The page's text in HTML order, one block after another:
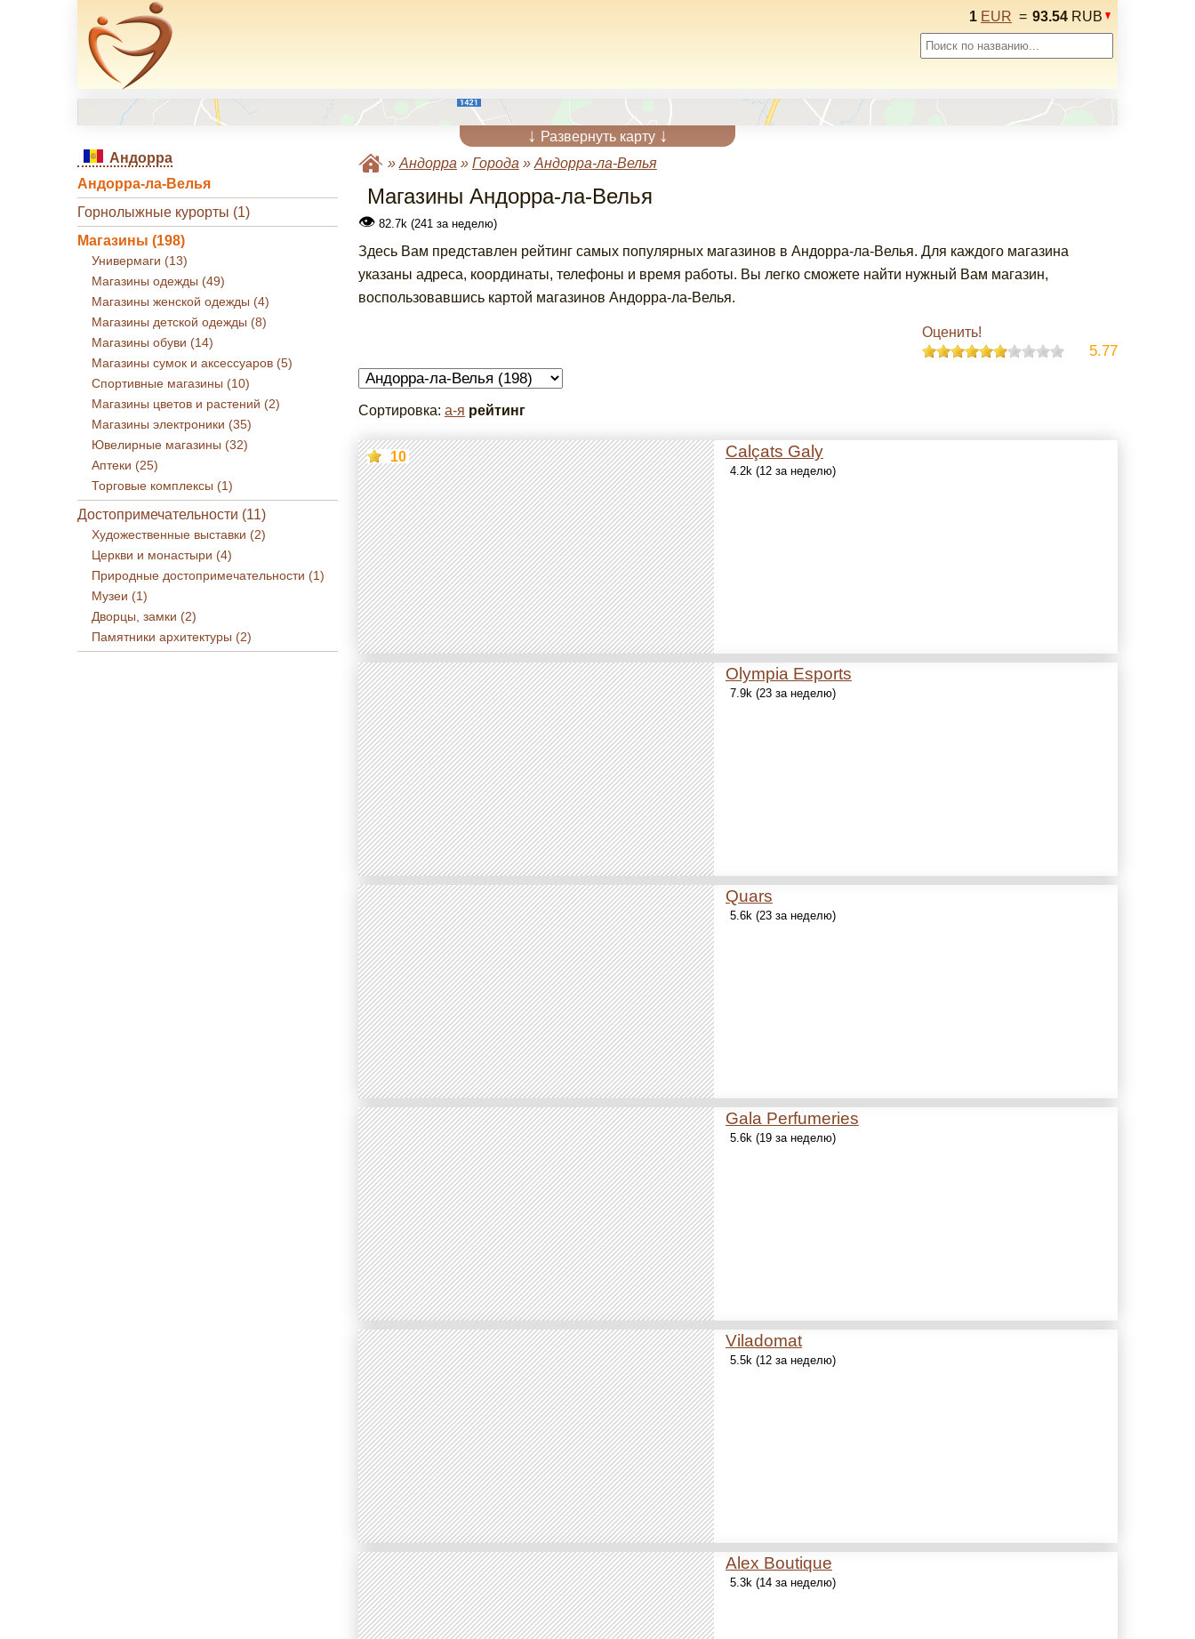
1 EUR = 93.54 RUB
↓ Развернуть карту ↓
Андорра
Андорра-ла-Велья
Горнолыжные курорты (1)
Магазины (198)
Универмаги (13)
Магазины одежды (49)
Магазины женской одежды (4)
Магазины детской одежды (8)
Магазины обуви (14)
Магазины сумок и аксессуаров (5)
Спортивные магазины (10)
Магазины цветов и растений (2)
Магазины электроники (35)
Ювелирные магазины (32)
Аптеки (25)
Торговые комплексы (1)
Достопримечательности (11)
Художественные выставки (2)
Церкви и монастыри (4)
Природные достопримечательности (1)
Музеи (1)
Дворцы, замки (2)
Памятники архитектуры (2)
» Андорра » Города » Андорра-ла-Велья
Магазины Андорра-ла-Велья
👁82.7k (241 за неделю)
Здесь Вам представлен рейтинг самых популярных магазинов в Андорра-ла-Велья. Для каждого магазина
указаны адреса, координаты, телефоны и время работы. Вы легко сможете найти нужный Вам магазин,
воспользовавшись картой магазинов Андорра-ла-Велья.
Оценить!
5.77
Сортировка: а-я рейтинг
Calçats Galy
10
4.2k (12 за неделю)
Olympia Esports
7.9k (23 за неделю)
Quars
5.6k (23 за неделю)
Gala Perfumeries
5.6k (19 за неделю)
Viladomat
5.5k (12 за неделю)
Alex Boutique
5.3k (14 за неделю)